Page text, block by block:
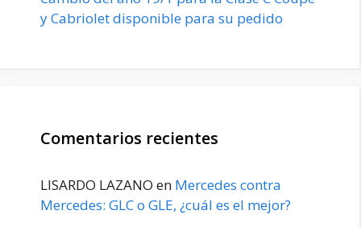
y Cabriolet disponible para su pedido
Comentarios recientes
LISARDO LAZANO en Mercedes contra
Mercedes: GLC o GLE, ¿cuál es el mejor?